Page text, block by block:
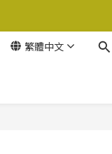
繁體中文